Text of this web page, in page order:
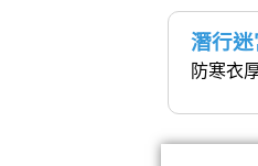
潛行迷
防寒衣